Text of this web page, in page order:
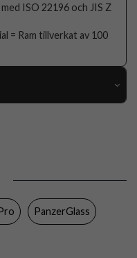
ISO 22196 och JIS Z
= Ram tillverkat av 100
kompatibel, Stöttålig
Genomskinlig
PanzerGlass